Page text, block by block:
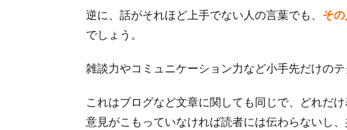
逆に、話がそれほど上手でない人の言葉でも、 そ
でしょう。
雑談力やコミュニケーション力など小手先だけのテ
これはブログなど文章に関しても同じで、どれだ
意見がこもっていなければ読者には伝わらないし、